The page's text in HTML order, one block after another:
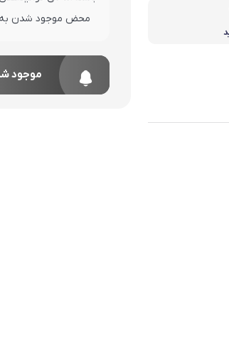
محض موجود شدن به
موجود